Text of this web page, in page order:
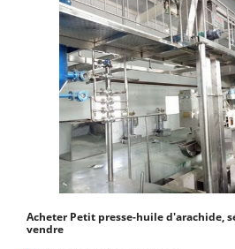
Acheter Petit presse-huile d'arachide,
vendre